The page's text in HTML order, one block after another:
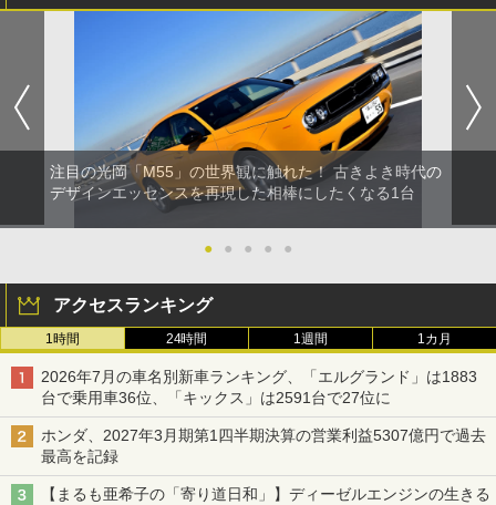
注目の光岡「M55」の世界観に触れた！ 古きよき時代の
デザインエッセンスを再現した相棒にしたくなる1台
● ● ● ● ●
アクセスランキング
1時間 24時間 1週間 1カ月
2026年7月の車名別新車ランキング、「エルグランド」は1883
台で乗用車36位、「キックス」は2591台で27位に
ホンダ、2027年3月期第1四半期決算の営業利益5307億円で過去
最高を記録
【まるも亜希子の「寄り道日和」】ディーゼルエンジンの生きる